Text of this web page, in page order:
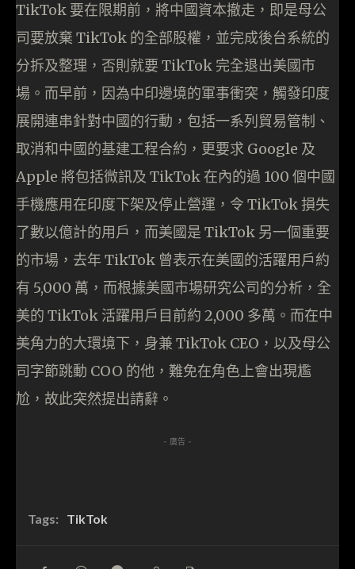
TikTok 要在限期前，將中國資本撤走，即是母公
司要放棄 TikTok 的全部股權，並完成後台系統的
分拆及整理，否則就要 TikTok 完全退出美國市
場。而早前，因為中印邊境的軍事衝突，觸發印度
展開連串針對中國的行動，包括一系列貿易管制、
取消和中國的基建工程合約，更要求 Google 及
Apple 將包括微訊及 TikTok 在內的過 100 個中國
手機應用在印度下架及停止營運，令 TikTok 損失
了數以億計的用戶，而美國是 TikTok 另一個重要
的市場，去年 TikTok 曾表示在美國的活躍用戶約
有 5,000 萬，而根據美國市場研究公司的分析，全
美的 TikTok 活躍用戶目前約 2,000 多萬。而在中
美角力的大環境下，身兼 TikTok CEO，以及母公
司字節跳動 COO 的他，難免在角色上會出現尷
尬，故此突然提出請辭。
- 廣告 -
Tags: TikTok